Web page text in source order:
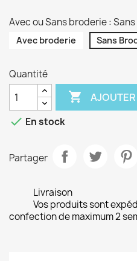
Avec ou Sans broderie :
Avec broderie Sans
Quantité

 En stock
Partager
Livraison
Vos produits sont
confection de maximum 2